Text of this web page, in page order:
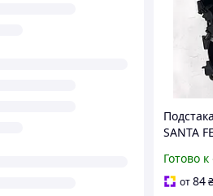
SANTA
Готово
от84₴